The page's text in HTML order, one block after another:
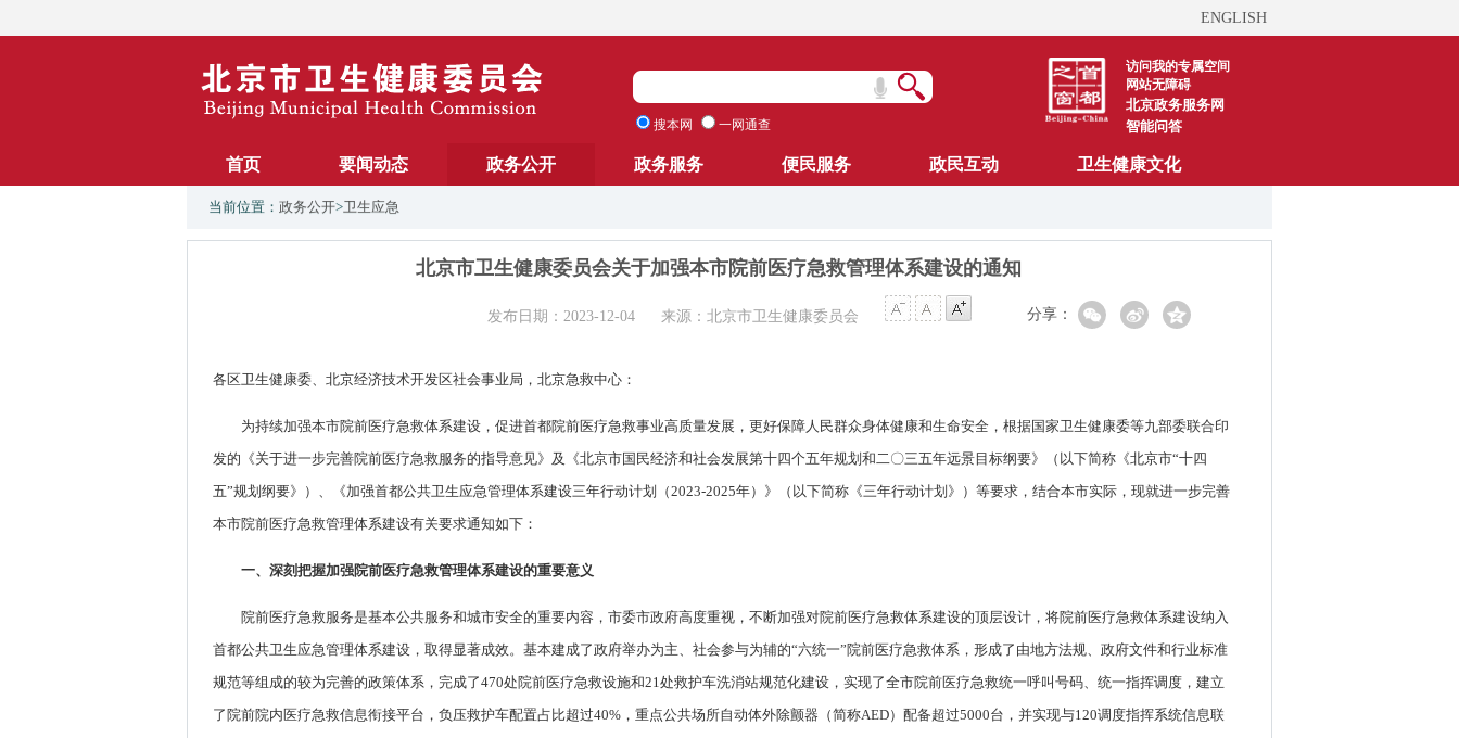
ENGLISH
访问我的专属空间
网站无障碍
北京政务服务网
智能问答
搜本网 一网通查
首页 要闻动态 政务公开 政务服务 便民服务 政民互动 卫生健康文化
当前位置： 政务公开>卫生应急
北京市卫生健康委员会关于加强本市院前医疗急救管理体系建设的通知
发布日期：2023-12-04 来源：北京市卫生健康委员会 分享：
各区卫生健康委、北京经济技术开发区社会事业局，北京急救中心：
为持续加强本市院前医疗急救体系建设，促进首都院前医疗急救事业高质量发展，更好保障人民群众身体健康和生命安全，根据国家卫生健康委等九部委联合印
发的《关于进一步完善院前医疗急救服务的指导意见》及《北京市国民经济和社会发展第十四个五年规划和二〇三五年远景目标纲要》（以下简称《北京市“十四
五”规划纲要》）、《加强首都公共卫生应急管理体系建设三年行动计划（2023-2025年）》（以下简称《三年行动计划》）等要求，结合本市实际，现就进一步完善
本市院前医疗急救管理体系建设有关要求通知如下：
一、深刻把握加强院前医疗急救管理体系建设的重要意义
院前医疗急救服务是基本公共服务和城市安全的重要内容，市委市政府高度重视，不断加强对院前医疗急救体系建设的顶层设计，将院前医疗急救体系建设纳入
首都公共卫生应急管理体系建设，取得显著成效。基本建成了政府举办为主、社会参与为辅的“六统一”院前医疗急救体系，形成了由地方法规、政府文件和行业标准
规范等组成的较为完善的政策体系，完成了470处院前医疗急救设施和21处救护车洗消站规范化建设，实现了全市院前医疗急救统一呼叫号码、统一指挥调度，建立
了院前院内医疗急救信息衔接平台，负压救护车配置占比超过40%，重点公共场所自动体外除颤器（简称AED）配备超过5000台，并实现与120调度指挥系统信息联